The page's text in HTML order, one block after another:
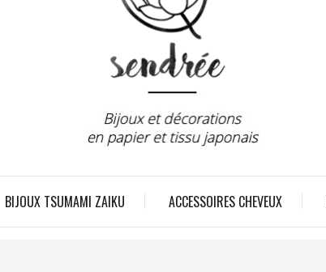
BIJOUX TSUMAMI ZAIKU ACCESSOIRES CHEVEUX